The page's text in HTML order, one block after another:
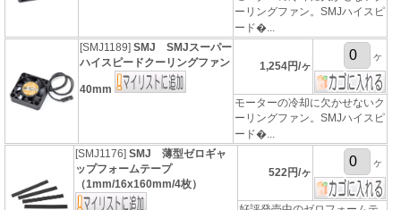
ーリングファン。SMJハイスピ
ード�...
[SMJ1189]SMJ SMJスーパー
ハイスピードクーリングファン
40mm
1,254円/ヶ
ヶ
モーターの冷却に欠かせないク
ーリングファン。SMJハイスピ
ード�...
[SMJ1176]SMJ 薄型ゼロギャ
ップフォームテープ
（1mm/16x160mm/4枚）
522円/ヶ
ヶ